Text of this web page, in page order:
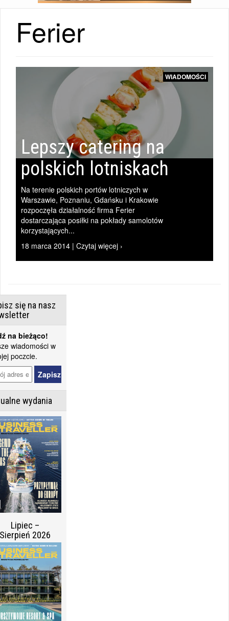
Ferier
WIADOMOŚCI
Lepszy catering na
polskich lotniskach
Na terenie polskich portów lotniczych w
Warszawie, Poznaniu, Gdańsku i Krakowie
rozpoczęła działalność firma Ferier
dostarczająca posiłki na pokłady samolotów
korzystających...
18 marca 2014 | Czytaj więcej ›
się na nasz
na bieżąco!
wiadomości w
poczcie.
wydania
Lipiec –
2026